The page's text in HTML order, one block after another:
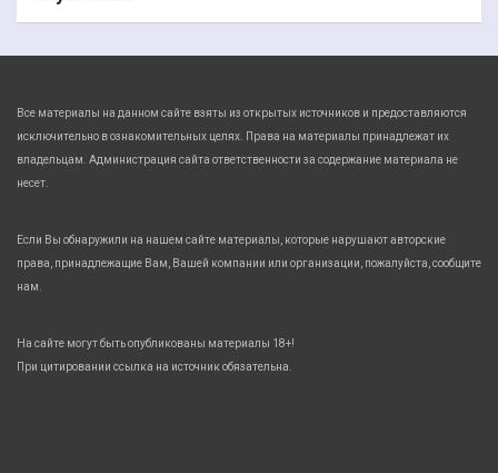
Все материалы на данном сайте взяты из открытых источников и предоставляются
исключительно в ознакомительных целях. Права на материалы принадлежат их
владельцам. Администрация сайта ответственности за содержание материала не
несет.
Если Вы обнаружили на нашем сайте материалы, которые нарушают авторские
права, принадлежащие Вам, Вашей компании или организации, пожалуйста, сообщите
нам.
На сайте могут быть опубликованы материалы 18+!
При цитировании ссылка на источник обязательна.